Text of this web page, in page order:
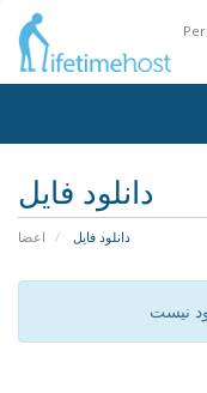
دانلود فایل
اعضا دانلود فایل